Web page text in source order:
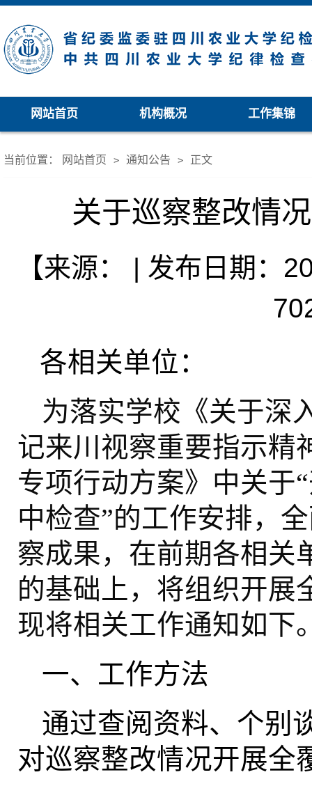
网站首页 机构概况 工作集锦
当前位置： 网站首页 > 通知公告 > 正文
关于巡察整改情
【来源： | 发布日期：
各相关单位：
为落实学校《关于深
记来川视察重要指示精
专项行动方案》中关于“
中检查”的工作安排，
察成果，在前期各相关
的基础上，将组织开展
现将相关工作通知如下
一、工作方法
通过查阅资料、个别
对巡察整改情况开展全